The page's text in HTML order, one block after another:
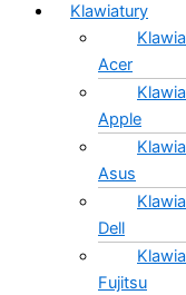
Klawiatury
Acer
Apple
Asus
Dell
Fujitsu